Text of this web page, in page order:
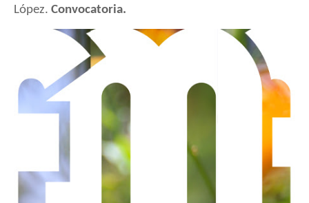
López. Convocatoria.